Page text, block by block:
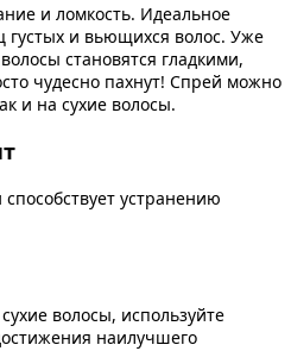
и ломкость. Идеальное
густых и вьющихся волос. Уже
становятся гладкими,
чудесно пахнут! Спрей можно
и на сухие волосы.
устранению
волосы, используйте
наилучшего